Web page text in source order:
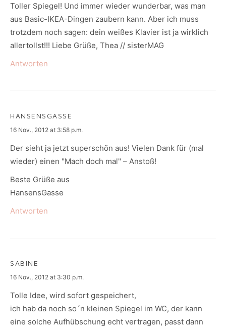
Toller Spiegel! Und immer wieder wunderbar, was man
aus Basic-IKEA-Dingen zaubern kann. Aber ich muss
trotzdem noch sagen: dein weißes Klavier ist ja wirklich
allertollst!!! Liebe Grüße, Thea // sisterMAG
Antworten
HANSENSGASSE
says:
16 Nov., 2012 at 3:58 p.m.
Der sieht ja jetzt superschön aus! Vielen Dank für (mal
wieder) einen "Mach doch mal" – Anstoß!
Beste Grüße aus
HansensGasse
Antworten
SABINE
says:
16 Nov., 2012 at 3:30 p.m.
Tolle Idee, wird sofort gespeichert,
ich hab da noch so´n kleinen Spiegel im WC, der kann
eine solche Aufhübschung echt vertragen, passt dann